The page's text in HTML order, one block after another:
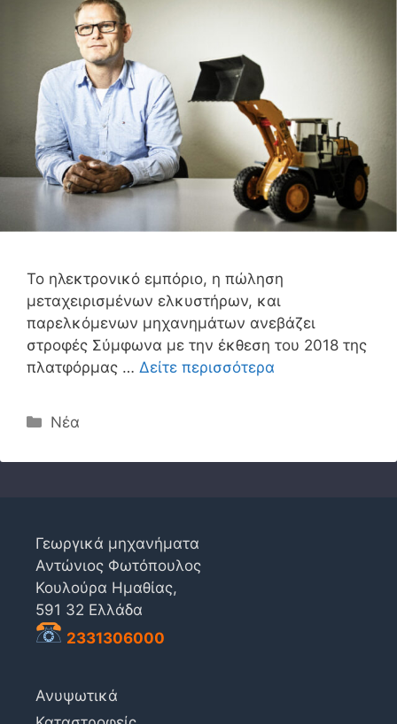
Το ηλεκτρονικό εμπόριο, η πώληση
μεταχειρισμένων ελκυστήρων, και
παρελκόμενων μηχανημάτων ανεβάζει
στροφές Σύμφωνα με την έκθεση του 2018 της
πλατφόρμας … Δείτε περισσότερα
Κατηγορίες
Νέα
Γεωργικά μηχανήματα
Αντώνιος Φωτόπουλος
Κουλούρα Ημαθίας,
591 32 Ελλάδα
2331306000
Ανυψωτικά